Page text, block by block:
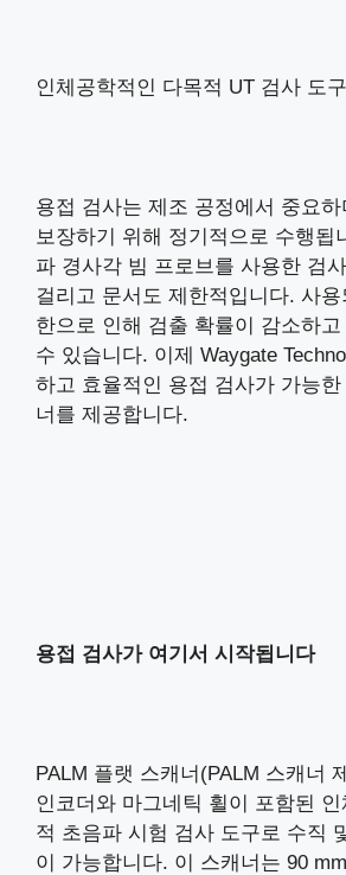
인체공학적인 다목적 UT 검사 도구
용접 검사는 제조 공정에서 중요
보장하기 위해 정기적으로 수행됩
파 경사각 빔 프로브를 사용한 검
걸리고 문서도 제한적입니다. 사
한으로 인해 검출 확률이 감소하
수 있습니다. 이제 Waygate
하고 효율적인 용접 검사가 가능한
너를 제공합니다.
용접 검사가 여기서 시작됩니다
PALM 플랫 스캐너(PALM 스캐너
인코더와 마그네틱 휠이 포함된
적 초음파 시험 검사 도구로 수직
이 가능합니다. 이 스캐너는 90